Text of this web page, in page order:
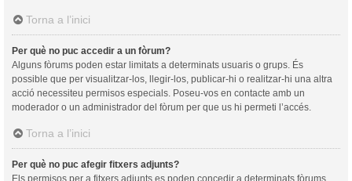
Torna a l’inici
Per què no puc accedir a un fòrum?
Alguns fòrums poden estar limitats a determinats usuaris o grups. És
possible que per visualitzar-los, llegir-los, publicar-hi o realitzar-hi una altra
acció necessiteu permisos especials. Poseu-vos en contacte amb un
moderador o un administrador del fòrum per que us hi permeti l’accés.
Torna a l’inici
Per què no puc afegir fitxers adjunts?
Els permisos per a fitxers adjunts es poden concedir a determinats fòrums,